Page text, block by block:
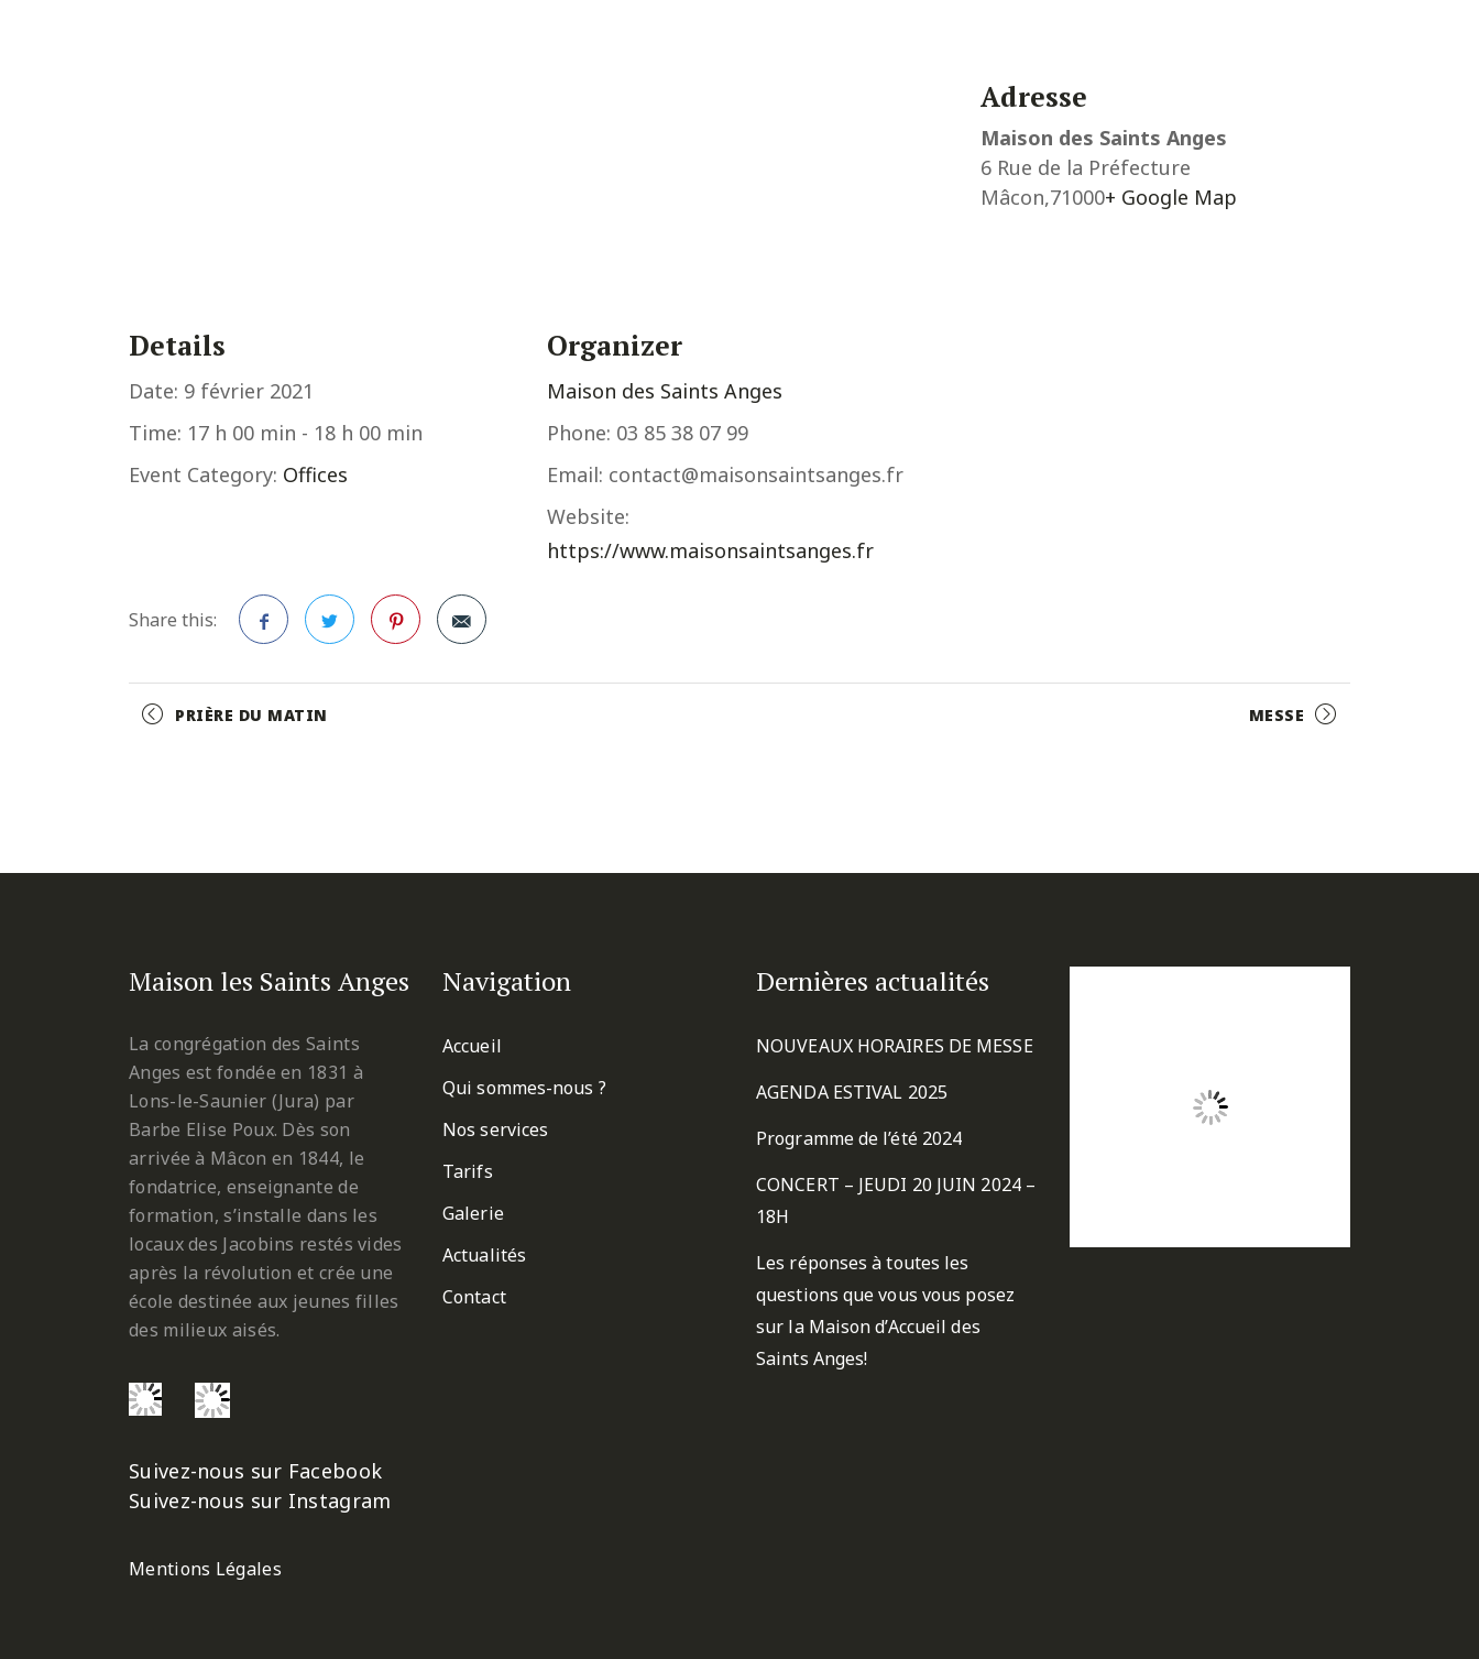
Details
Date: 9 février 2021
Time: 17 h 00 min - 18 h 00 min
Event Category: Offices
Organizer
Maison des Saints Anges
Phone: 03 85 38 07 99
Email: contact@maisonsaintsanges.fr
Website:
https://www.maisonsaintsanges.fr
Share this:
Adresse
Maison des Saints Anges
6 Rue de la Préfecture
Mâcon,71000+ Google Map
Event
PRIÈRE DU MATIN MESSE
Maison les Saints Anges
La congrégation des Saints
Anges est fondée en 1831 à
Lons-le-Saunier (Jura) par
Barbe Elise Poux. Dès son
arrivée à Mâcon en 1844, le
fondatrice, enseignante de
formation, s’installe dans les
locaux des Jacobins restés vides
après la révolution et crée une
école destinée aux jeunes filles
des milieux aisés.
Suivez-nous sur Facebook
Suivez-nous sur Instagram
Mentions Légales
Navigation
Accueil
Qui sommes-nous ?
Nos services
Tarifs
Galerie
Actualités
Contact
Dernières actualités
NOUVEAUX HORAIRES DE MESSE
AGENDA ESTIVAL 2025
Programme de l’été 2024
CONCERT – JEUDI 20 JUIN 2024 –
18H
Les réponses à toutes les
questions que vous vous posez
sur la Maison d’Accueil des
Saints Anges!